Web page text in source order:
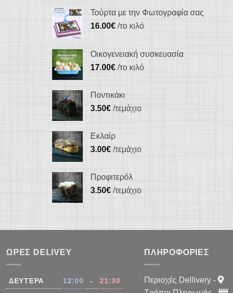
Τούρτα με την Φωτογραφία σας
16.00€ /το κιλό
Οικογενειακή συσκευασία
17.00€ /το κιλό
Ποντικάκι
3.50€ /τεμάχιο
Εκλαίρ
3.00€ /τεμάχιο
Προφιτερόλ
3.50€ /τεμάχιο
ΏΡΕΣ DELIVEY
ΔΕΥΤΈΡΑ 12:00 -
21:30
ΠΛΗΡΟΦΟΡΊΕΣ
Περιοχές Dellivery -